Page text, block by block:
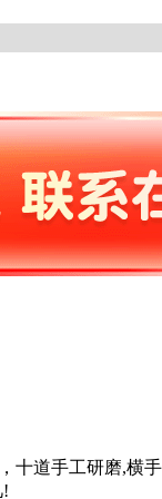
十道手工研磨,横
!